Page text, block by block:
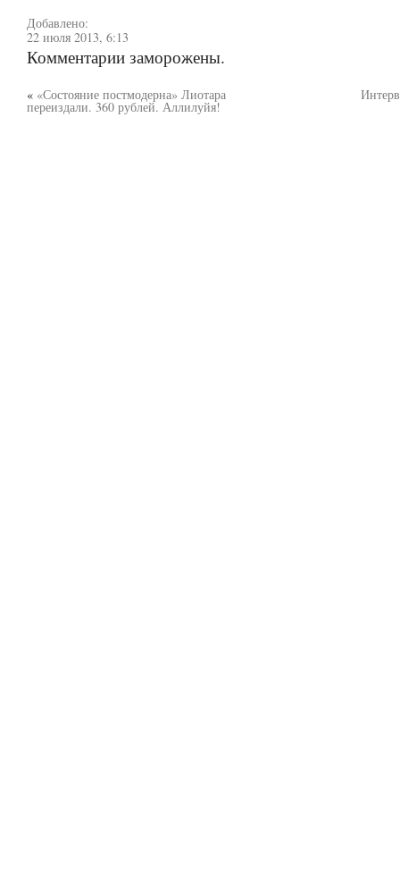
Добавлено:
22 июля 2013, 6:13
Комментарии заморожены.
« «Состояние постмодерна» Лиотара
переиздали. 360 рублей. Аллилуйя!